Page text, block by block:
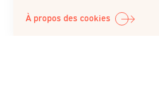
À propos des cookies